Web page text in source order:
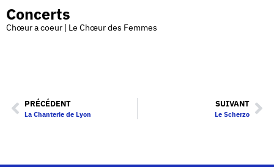
Concerts
Chœur a coeur | Le Chœur des Femmes
PRÉCÉDENT
La Chanterie de Lyon
SUIVANT
Le Scherzo